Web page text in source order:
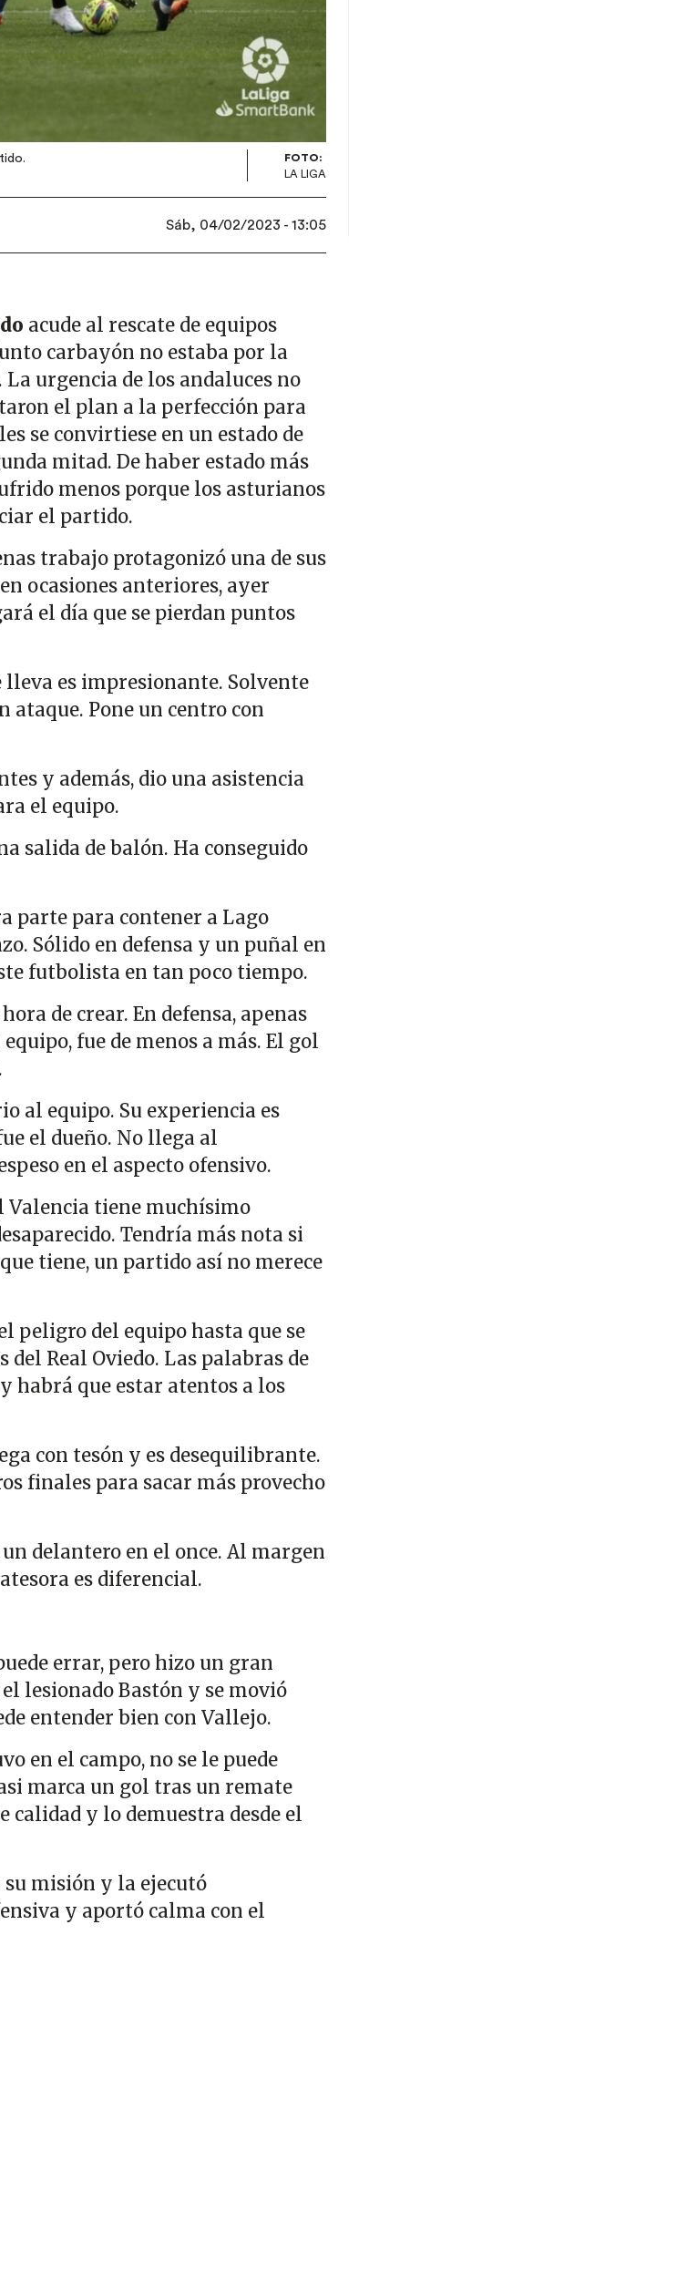
FOTO:
LA LIGA
Sáb, 04/02/2023 - 13:05
acude al rescate de equipos
carbayón no estaba por la
urgencia de los andaluces no
el plan a la perfección para
se convirtiese en un estado de
mitad. De haber estado más
menos porque los asturianos
el partido.
trabajo protagonizó una de sus
ocasiones anteriores, ayer
el día que se pierdan puntos
lleva es impresionante. Solvente
ataque. Pone un centro con
y además, dio una asistencia
el equipo.
salida de balón. Ha conseguido
parte para contener a Lago
Sólido en defensa y un puñal en
futbolista en tan poco tiempo.
de crear. En defensa, apenas
fue de menos a más. El gol
al equipo. Su experiencia es
el dueño. No llega al
en el aspecto ofensivo.
Valencia tiene muchísimo
Tendría más nota si
tiene, un partido así no merece
peligro del equipo hasta que se
Real Oviedo. Las palabras de
habrá que estar atentos a los
con tesón y es desequilibrante.
finales para sacar más provecho
un delantero en el once. Al margen
es diferencial.
errar, pero hizo un gran
lesionado Bastón y se movió
entender bien con Vallejo.
en el campo, no se le puede
marca un gol tras un remate
calidad y lo demuestra desde el
misión y la ejecutó
y aportó calma con el